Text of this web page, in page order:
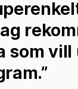
som vill